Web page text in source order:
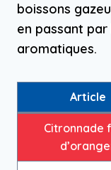
boissons
en passant
aromatiques.
Article
Citronnade